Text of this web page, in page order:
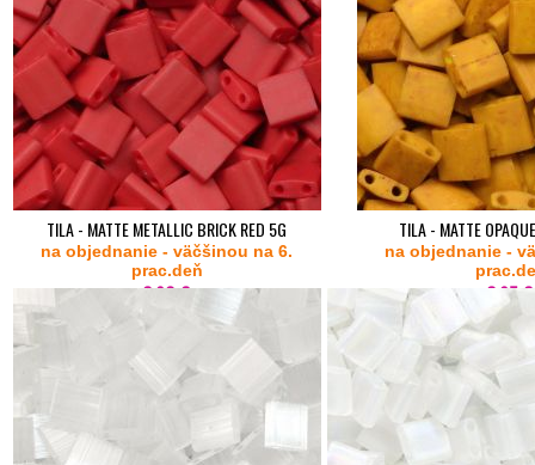
TILA - MATTE METALLIC BRICK RED 5G
na objednanie - väčšinou na 6.
prac.deň
2,90 €
TILA - MATTE
na objednanie -
2,95 €